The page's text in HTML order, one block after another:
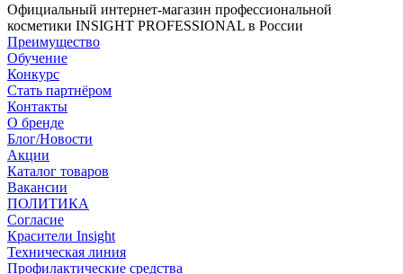
Официальный интернет-магазин профессиональной
косметики INSIGHT PROFESSIONAL в России
Преимущество
Обучение
Конкурс
Стать партнёром
Контакты
О бренде
Блог/Новости
Акции
Каталог товаров
Вакансии
ПОЛИТИКА
Согласие
Краcители Insight
Техническая линия
Профилактические средства